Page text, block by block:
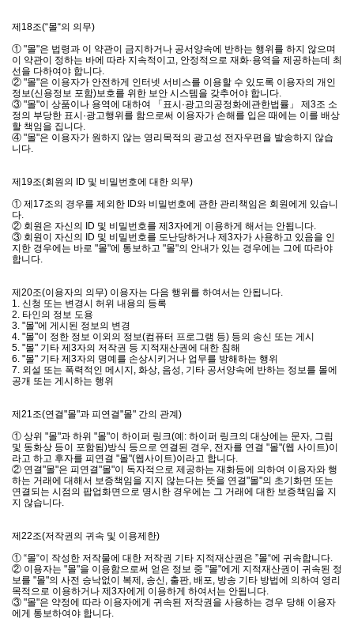
제18조(“몰“의 의무)
① "몰"은 법령과 이 약관이 금지하거나 공서양속에 반하는 행위를 하지 않으며
이 약관이 정하는 바에 따라 지속적이고, 안정적으로 재화·용역을 제공하는데 최
선을 다하여야 합니다.
② "몰"은 이용자가 안전하게 인터넷 서비스를 이용할 수 있도록 이용자의 개인
정보(신용정보 포함)보호를 위한 보안 시스템을 갖추어야 합니다.
③ "몰"이 상품이나 용역에 대하여 「표시·광고의공정화에관한법률」 제3조 소
정의 부당한 표시·광고행위를 함으로써 이용자가 손해를 입은 때에는 이를 배상
할 책임을 집니다.
④ "몰"은 이용자가 원하지 않는 영리목적의 광고성 전자우편을 발송하지 않습
니다.
제19조(회원의 ID 및 비밀번호에 대한 의무)
① 제17조의 경우를 제외한 ID와 비밀번호에 관한 관리책임은 회원에게 있습니
다.
② 회원은 자신의 ID 및 비밀번호를 제3자에게 이용하게 해서는 안됩니다.
③ 회원이 자신의 ID 및 비밀번호를 도난당하거나 제3자가 사용하고 있음을 인
지한 경우에는 바로 "몰"에 통보하고 "몰"의 안내가 있는 경우에는 그에 따라야
합니다.
제20조(이용자의 의무) 이용자는 다음 행위를 하여서는 안됩니다.
1. 신청 또는 변경시 허위 내용의 등록
2. 타인의 정보 도용
3. "몰"에 게시된 정보의 변경
4. "몰"이 정한 정보 이외의 정보(컴퓨터 프로그램 등) 등의 송신 또는 게시
5. "몰" 기타 제3자의 저작권 등 지적재산권에 대한 침해
6. "몰" 기타 제3자의 명예를 손상시키거나 업무를 방해하는 행위
7. 외설 또는 폭력적인 메시지, 화상, 음성, 기타 공서양속에 반하는 정보를 몰에
공개 또는 게시하는 행위
제21조(연결"몰"과 피연결"몰" 간의 관계)
① 상위 "몰"과 하위 "몰"이 하이퍼 링크(예: 하이퍼 링크의 대상에는 문자, 그림
및 동화상 등이 포함됨)방식 등으로 연결된 경우, 전자를 연결 "몰"(웹 사이트)이
라고 하고 후자를 피연결 "몰"(웹사이트)이라고 합니다.
② 연결"몰"은 피연결"몰"이 독자적으로 제공하는 재화등에 의하여 이용자와 행
하는 거래에 대해서 보증책임을 지지 않는다는 뜻을 연결"몰"의 초기화면 또는
연결되는 시점의 팝업화면으로 명시한 경우에는 그 거래에 대한 보증책임을 지
지 않습니다.
제22조(저작권의 귀속 및 이용제한)
① “몰“이 작성한 저작물에 대한 저작권 기타 지적재산권은 ”몰“에 귀속합니다.
② 이용자는 "몰"을 이용함으로써 얻은 정보 중 "몰"에게 지적재산권이 귀속된 정
보를 "몰"의 사전 승낙없이 복제, 송신, 출판, 배포, 방송 기타 방법에 의하여 영리
목적으로 이용하거나 제3자에게 이용하게 하여서는 안됩니다.
③ "몰"은 약정에 따라 이용자에게 귀속된 저작권을 사용하는 경우 당해 이용자
에게 통보하여야 합니다.